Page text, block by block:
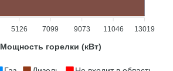
5126 7099 9073 11046 13019
Мощность горелки (кВт)